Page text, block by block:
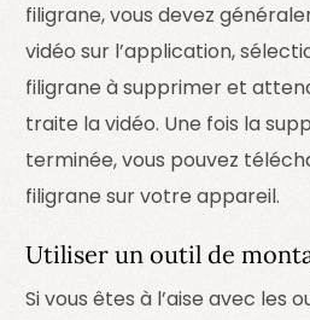
filigrane, vous devez
vidéo sur l’application,
filigrane à supprimer et
traite la vidéo. Une fois la
terminée, vous pouvez
filigrane sur votre appareil.
Utiliser un outil de
Si vous êtes à l’aise avec les